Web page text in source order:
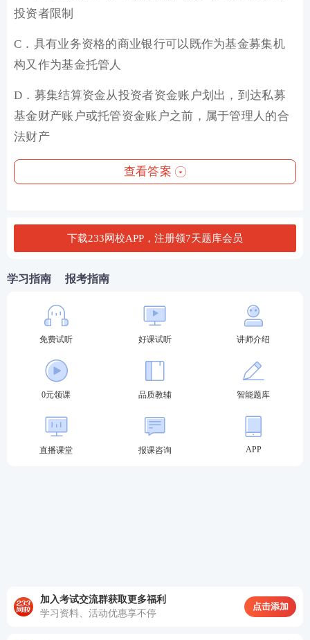
投资者限制
C．具有业务资格的商业银行可以既作为基金募集机
构又作为基金托管人
D．募集结算资金从投资者资金账户划出，到达私募
基金财产账户或托管资金账户之前，属于管理人的合
法财产
查看答案
下载233网校APP，注册领7天题库会员
学习指南 报考指南
免费试听 好课试听 讲师介绍
0元领课 品质教辅 智能题库
直播课堂 报课咨询 APP
加入考试交流群获取更多福利
学习资料、活动优惠享不停
点击添加